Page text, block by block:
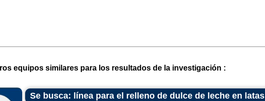
equipos similares para los resultados de la investigación :
Se busca: línea para el relleno de dulce de leche en latas